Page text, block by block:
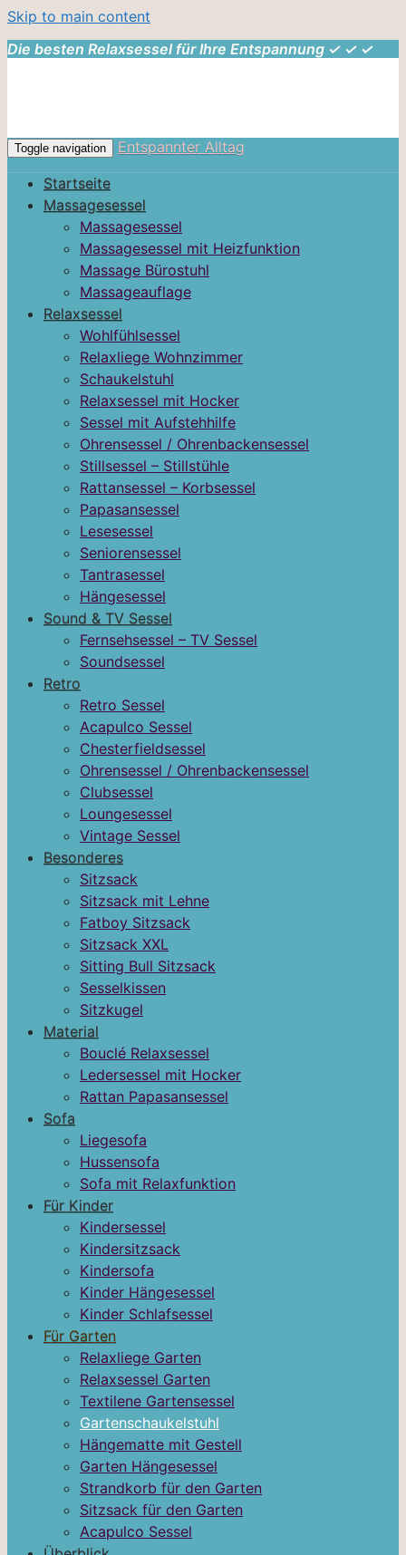
Skip to main content
Die besten Relaxsessel für Ihre Entspannung ✓ ✓ ✓
Toggle navigation
Entspannter Alltag
Startseite
Massagesessel
Massagesessel
Massagesessel mit Heizfunktion
Massage Bürostuhl
Massageauflage
Relaxsessel
Wohlfühlsessel
Relaxliege Wohnzimmer
Schaukelstuhl
Relaxsessel mit Hocker
Sessel mit Aufstehhilfe
Ohrensessel / Ohrenbackensessel
Stillsessel – Stillstühle
Rattansessel – Korbsessel
Papasansessel
Lesesessel
Seniorensessel
Tantrasessel
Hängesessel
Sound & TV Sessel
Fernsehsessel – TV Sessel
Soundsessel
Retro
Retro Sessel
Acapulco Sessel
Chesterfieldsessel
Ohrensessel / Ohrenbackensessel
Clubsessel
Loungesessel
Vintage Sessel
Besonderes
Sitzsack
Sitzsack mit Lehne
Fatboy Sitzsack
Sitzsack XXL
Sitting Bull Sitzsack
Sesselkissen
Sitzkugel
Material
Bouclé Relaxsessel
Ledersessel mit Hocker
Rattan Papasansessel
Sofa
Liegesofa
Hussensofa
Sofa mit Relaxfunktion
Für Kinder
Kindersessel
Kindersitzsack
Kindersofa
Kinder Hängesessel
Kinder Schlafsessel
Für Garten
Relaxliege Garten
Relaxsessel Garten
Textilene Gartensessel
Gartenschaukelstuhl
Hängematte mit Gestell
Garten Hängesessel
Strandkorb für den Garten
Sitzsack für den Garten
Acapulco Sessel